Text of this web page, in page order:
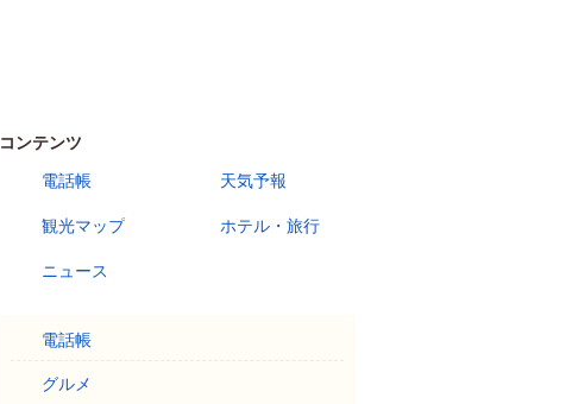
コンテンツ
電話帳
天気予報
観光マップ ホテル・旅行
ニュース
電話帳
グルメ